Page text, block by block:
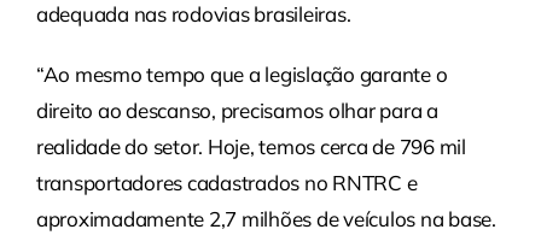
adequada nas rodovias brasileiras.
“Ao mesmo tempo que a legislação garante o
direito ao descanso, precisamos olhar para a
realidade do setor. Hoje, temos cerca de 796 mil
transportadores cadastrados no RNTRC e
aproximadamente 2,7 milhões de veículos na base.